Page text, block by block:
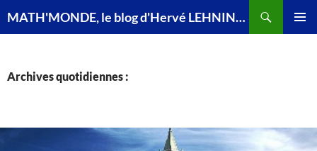
MATH'MONDE, le blog d'Hervé LEHNING, agrégé de mathématiques
Archives quotidiennes :